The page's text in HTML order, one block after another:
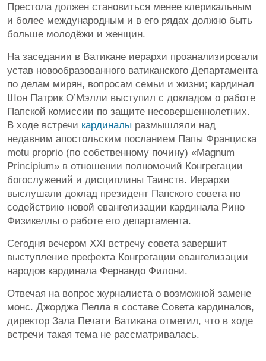
Престола должен становиться менее клерикальным
и более международным и в его рядах должно быть
больше молодёжи и женщин.
На заседании в Ватикане иерархи проанализировали
устав новообразованного ватиканского Департамента
по делам мирян, вопросам семьи и жизни; кардинал
Шон Патрик О’Мэлли выступил с докладом о работе
Папской комиссии по защите несовершеннолетних.
В ходе встречи кардиналы размышляли над
недавним апостольским посланием Папы Франциска
motu proprio (по собственному почину) «Magnum
Principium» в отношении полномочий Конгрегации
богослужений и дисциплины Таинств. Иерархи
выслушали доклад президент Папского совета по
содействию новой евангелизации кардинала Рино
Физикеллы о работе его департамента.
Сегодня вечером XXI встречу совета завершит
выступление префекта Конгрегации евангелизации
народов кардинала Фернандо Филони.
Отвечая на вопрос журналиста о возможной замене
монс. Джорджа Пелла в составе Совета кардиналов,
директор Зала Печати Ватикана отметил, что в ходе
встречи такая тема не рассматривалась.